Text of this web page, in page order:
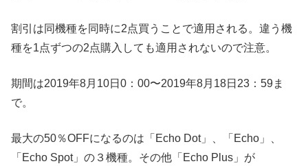
割引は同機種を同時に2点買うことで適用される。違う機
種を1点ずつの2点購入しても適用されないので注意。
期間は2019年8月10日0：00〜2019年8月18日23：59ま
で。
最大の50％OFFになるのは「Echo Dot」、「Echo」、
「Echo Spot」の３機種。その他「Echo Plus」が